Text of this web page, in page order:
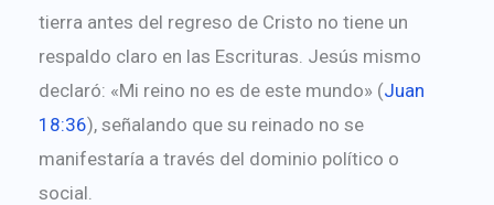
tierra antes del regreso de Cristo no tiene un
respaldo claro en las Escrituras. Jesús mismo
declaró: «Mi reino no es de este mundo» (Juan
18:36), señalando que su reinado no se
manifestaría a través del dominio político o
social.